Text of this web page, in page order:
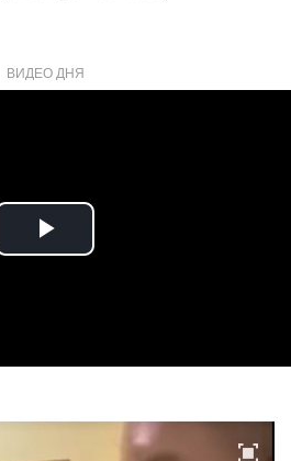
ВИДЕО ДНЯ
Play